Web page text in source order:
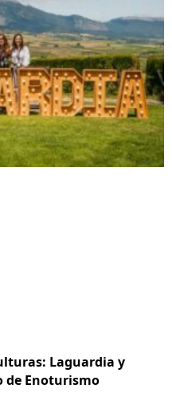
Laguardia y
de Enoturismo